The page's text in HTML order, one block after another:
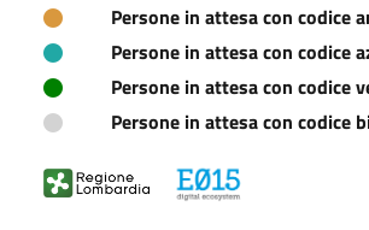
Persone in attesa con codice
Persone in attesa con codice
Persone in attesa con codice
Persone in attesa con codice